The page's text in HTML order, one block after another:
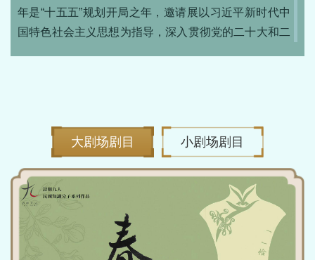
年是“十五五”规划开局之年，邀请展以习近平新时代中
国特色社会主义思想为指导，深入贯彻党的二十大和二
剧目12部，旨在为观众献上思想精深、艺术精湛、制作
精良的优秀作品。
本届邀请展将继续坚持文化惠民，低票价观剧机
制。举办“我与大师零距离”演后谈，邀请主创与观众面
对面交流。举办展演剧目专题研讨会，邀请专家学者深
入探讨原创话剧的发展方向。此外，还重磅推出“戏剧
进校园”板块，深入校园戏剧节，打造高规格“大师讲
大剧场剧目 小剧场剧目